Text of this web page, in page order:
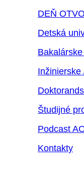
DEŇ
Detská
Inžinierske
Študijné
Podcast
Kontakty